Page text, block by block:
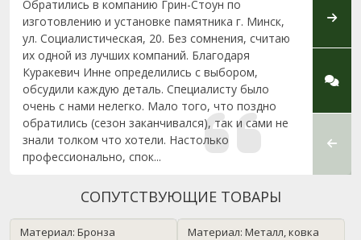
Обратились в компанию Грин-Стоун по
изготовлению и установке памятника г. Минск,
ул. Социалистическая, 20. Без сомнения, считаю
их одной из лучших компаний. Благодаря
Куракевич Инне определились с выбором,
обсудили каждую деталь. Специалисту было
очень с нами нелегко. Мало того, что поздно
обратились (сезон заканчивался), так и сами не
знали толком что хотели. Настолько
профессионально, спок...
СОПУТСТВУЮЩИЕ ТОВАРЫ
Материал: Бронза Материал: Металл, ковка